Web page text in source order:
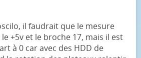
il faudrait que le mesure
+5v et le broche 17, mais il est
à 0 car avec des HDD de